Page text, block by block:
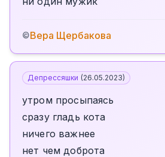
©Вера Щербакова
Депрессяшки (26.05.2023)
утром просыпаясь
сразу гладь кота
ничего важнее
нет чем доброта